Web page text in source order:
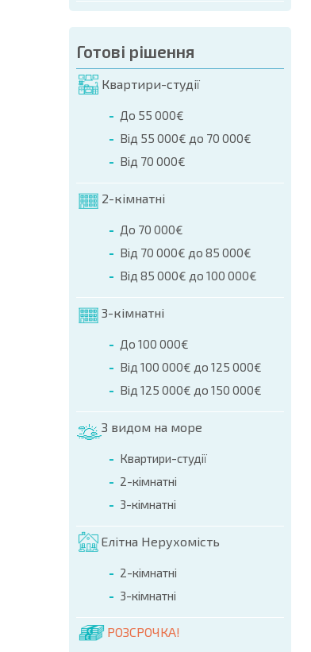
Готові рішення
Квартири-студії
До 55 000€
Від 55 000€ до 70 000€
Від 70 000€
2-кімнатні
До 70 000€
Від 70 000€ до 85 000€
Від 85 000€ до 100 000€
3-кімнатні
До 100 000€
Від 100 000€ до 125 000€
Від 125 000€ до 150 000€
З видом на море
Квартири-студії
2-кімнатні
3-кімнатні
Елітна Нерухомість
2-кімнатні
3-кімнатні
РОЗСРОЧКА!
ЦЬОГО ОБ'ЄКТА
(Ім'я, E-mail, Телефон)
+359 8 9797 99 03